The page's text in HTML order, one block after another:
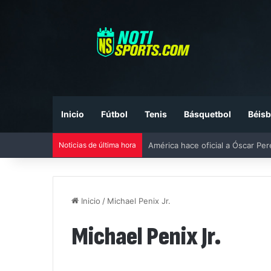
Inicio Fútbol Tenis Básquetbol
Noticias de última hora América hace oficial a Óscar
Inicio / Michael Penix Jr.
Michael Penix Jr.